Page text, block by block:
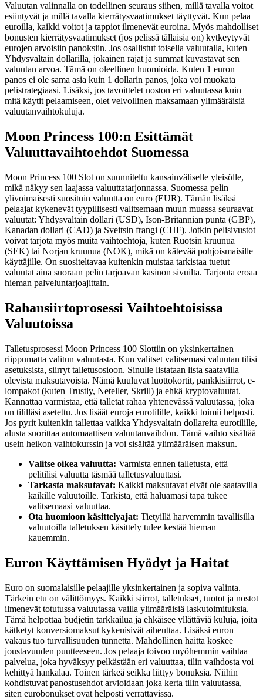
Valuutan valinnalla on todellinen seuraus siihen, millä tavalla voitot
esiintyvät ja millä tavalla kierrätysvaatimukset täyttyvät. Kun pelaa
euroilla, kaikki voitot ja tappiot ilmenevät euroina. Myös mahdolliset
bonusten kierrätysvaatimukset (jos pelissä tällaisia on) kytkeytyvät
eurojen arvoisiin panoksiin. Jos osallistut toisella valuutalla, kuten
Yhdysvaltain dollarilla, jokainen rajat ja summat kuvastavat sen
valuutan arvoa. Tämä on oleellinen huomioida. Kuten 1 euron
panos ei ole sama asia kuin 1 dollarin panos, joka voi muokata
pelistrategiaasi. Lisäksi, jos tavoittelet noston eri valuutassa kuin
mitä käytit pelaamiseen, olet velvollinen maksamaan ylimääräisiä
valuutanvaihtokuluja.
Moon Princess 100:n Esittämät
Valuuttavaihtoehdot Suomessa
Moon Princess 100 Slot on suunniteltu kansainväliselle yleisölle,
mikä näkyy sen laajassa valuuttatarjonnassa. Suomessa pelin
ylivoimaisesti suosituin valuutta on euro (EUR). Tämän lisäksi
pelaajat kykenevät tyypillisesti valitsemaan muun muassa seuraavat
valuutat: Yhdysvaltain dollari (USD), Ison-Britannian punta (GBP),
Kanadan dollari (CAD) ja Sveitsin frangi (CHF). Jotkin pelisivustot
voivat tarjota myös muita vaihtoehtoja, kuten Ruotsin kruunua
(SEK) tai Norjan kruunua (NOK), mikä on kätevää pohjoismaisille
käyttäjille. On suositeltavaa kuitenkin muistaa tarkistaa tuetut
valuutat aina suoraan pelin tarjoavan kasinon sivuilta. Tarjonta eroaa
hieman palveluntarjoajittain.
Rahansiirtoprosessi Vaihtoehtoisissa
Valuutoissa
Talletusprosessi Moon Princess 100 Slottiin on yksinkertainen
riippumatta valitun valuutasta. Kun valitset valitsemasi valuutan tilisi
asetuksista, siirryt talletusosioon. Sinulle listataan lista saatavilla
olevista maksutavoista. Nämä kuuluvat luottokortit, pankkisiirrot, e-
lompakot (kuten Trustly, Neteller, Skrill) ja ehkä kryptovaluutat.
Kannattaa varmistaa, että talletat rahaa yhtenevässä valuutassa, joka
on tililläsi asetettu. Jos lisäät euroja eurotilille, kaikki toimii helposti.
Jos pyrit kuitenkin tallettaa vaikka Yhdysvaltain dollareita eurotilille,
alusta suorittaa automaattisen valuutanvaihdon. Tämä vaihto sisältää
usein heikon vaihtokurssin ja voi sisältää ylimääräisen maksun.
Valitse oikea valuutta: Varmista ennen talletusta, että
pelitilisi valuutta täsmää talletusvaluuttasi.
Tarkasta maksutavat: Kaikki maksutavat eivät ole saatavilla
kaikille valuutoille. Tarkista, että haluamasi tapa tukee
valitsemaasi valuuttaa.
Ota huomioon käsittelyajat: Tietyillä harvemmin tavallisilla
valuutoilla talletuksen käsittely tulee kestää hieman
kauemmin.
Euron Käyttämisen Hyödyt ja Haitat
Euro on suomalaisille pelaajille yksinkertainen ja sopiva valinta.
Tärkein etu on välittömyys. Kaikki siirrot, talletukset, tuotot ja nostot
ilmenevät totutussa valuutassa vailla ylimääräisiä laskutoimituksia.
Tämä helpottaa budjetin tarkkailua ja ehkäisee yllättäviä kuluja, joita
kätketyt konversiomaksut kykenisivät aiheuttaa. Lisäksi euron
vakaus tuo turvallisuuden tunnetta. Mahdollinen haitta koskee
joustavuuden puutteeseen. Jos pelaaja toivoo myöhemmin vaihtaa
palvelua, joka hyväksyy pelkästään eri valuuttaa, tilin vaihdosta voi
kehittyä hankalaa. Toinen tärkeä seikka liittyy bonuksia. Niihin
kohdistuvat panostusehdot arvioidaan joka kerta tilin valuutassa,
siten eurobonukset ovat helposti verrattavissa.